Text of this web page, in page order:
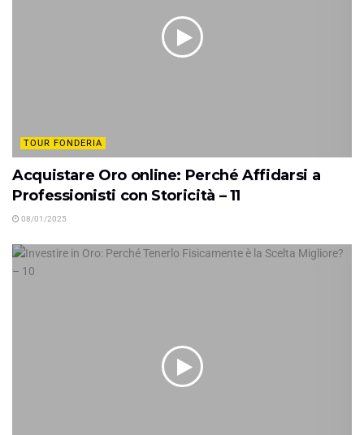
TOUR FONDERIA
Acquistare Oro online: Perché Affidarsi a
Professionisti con Storicità – 11
08/01/2025